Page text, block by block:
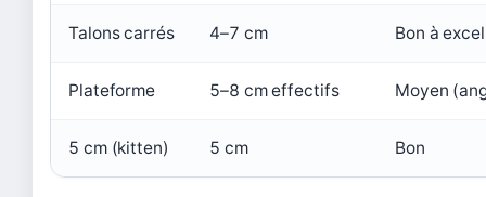
Talons carrés 4–7 cm Bon à
Plateforme 5–8 cm effectifs Moyen
5 cm (kitten) 5 cm Bon